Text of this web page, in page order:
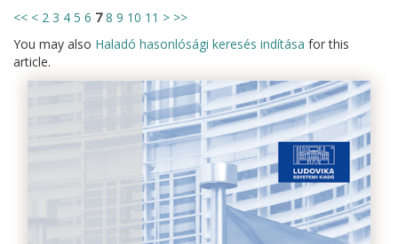
<< < 2 3 4 5 6 7 8 9 10 11 > >>
You may also Haladó hasonlósági keresés indítása for this
article.